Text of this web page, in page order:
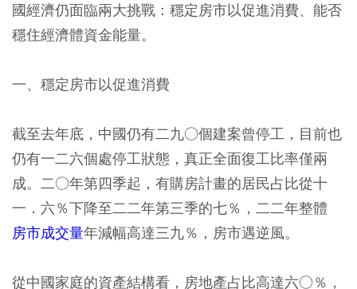
國經濟仍面臨兩大挑戰：穩定房市以促進消費、能否
穩住經濟體資金能量。
一、穩定房市以促進消費
截至去年底，中國仍有二九○個建案曾停工，目前也
仍有一二六個處停工狀態，真正全面復工比率僅兩
成。二○年第四季起，有購房計畫的居民占比從十
一．六％下降至二二年第三季的七％，二二年整體
房市成交量年減幅高達三九％，房市遇逆風。
從中國家庭的資產結構看，房地產占比高達六○％，